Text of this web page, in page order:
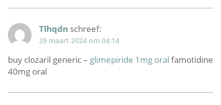
Tlhqdn schreef:
29 maart 2024 om 04:14
buy clozaril generic – glimepiride 1mg oral famotidine
40mg oral